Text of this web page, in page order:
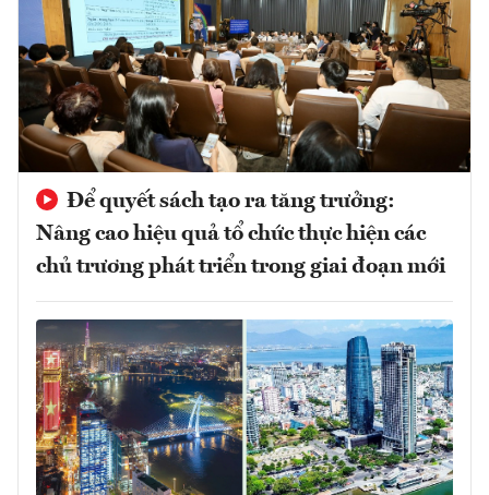
Để quyết sách tạo ra tăng trưởng:
Nâng cao hiệu quả tổ chức thực hiện các
chủ trương phát triển trong giai đoạn mới